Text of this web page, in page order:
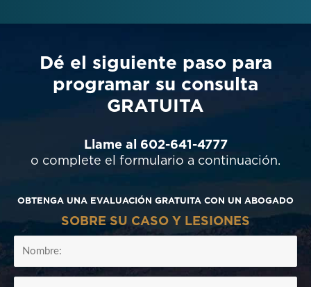
Dé el siguiente paso para
programar su consulta
GRATUITA
Llame al 602-641-4777
o complete el formulario a continuación.
OBTENGA UNA EVALUACIÓN GRATUITA CON UN ABOGADO
SOBRE SU CASO Y LESIONES